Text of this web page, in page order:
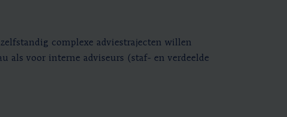
complexe adviestrajecten willen
als voor interne adviseurs (staf- en verdeelde